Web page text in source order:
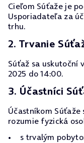
Cieľom Súťaže je
Usporiadateľa za
trhu.
2. Trvanie
Súťaž sa uskutoční
2025 do 14:00.
3. Účastníci
Účastníkom
rozumie fyzická
s trvalým